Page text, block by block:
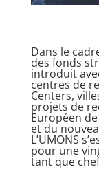
Dans le
des fonds
introduit
centres de
Centers,
projets de
Européen
et du
L’UMONS
pour une
tant que